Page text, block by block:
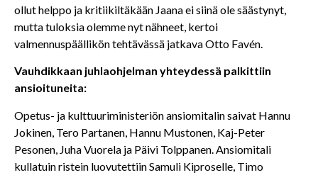
ollut helppo ja kritiikiltäkään Jaana ei siinä ole säästynyt,
mutta tuloksia olemme nyt nähneet, kertoi
valmennuspäällikön tehtävässä jatkava Otto Favén.
Vauhdikkaan juhlaohjelman yhteydessä palkittiin
ansioituneita:
Opetus- ja kulttuuriministeriön ansiomitalin saivat Hannu
Jokinen, Tero Partanen, Hannu Mustonen, Kaj-Peter
Pesonen, Juha Vuorela ja Päivi Tolppanen. Ansiomitali
kullatuin ristein luovutettiin Samuli Kiproselle, Timo